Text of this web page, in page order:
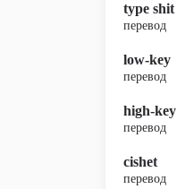
type shit
перевод
low-key
перевод
high-key
перевод
cishet
перевод